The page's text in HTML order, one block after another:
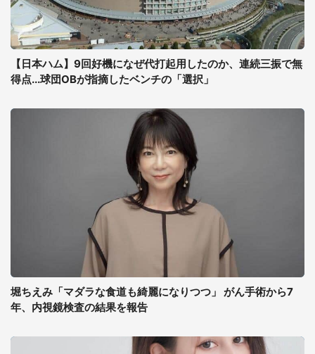
【日本ハム】9回好機になぜ代打起用したのか、連続三振で無
得点...球団OBが指摘したベンチの「選択」
堀ちえみ「マダラな食道も綺麗になりつつ」 がん手術から7
年、内視鏡検査の結果を報告